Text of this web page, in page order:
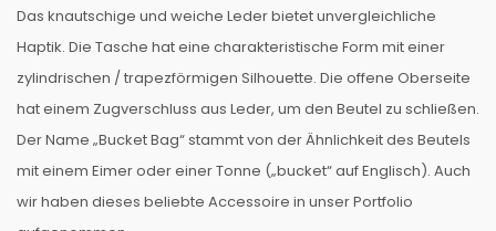
Das knautschige und weiche Leder bietet unvergleichliche
Haptik. Die Tasche hat eine charakteristische Form mit einer
zylindrischen / trapezförmigen Silhouette. Die offene Oberseite
hat einem Zugverschluss aus Leder, um den Beutel zu schließen.
Der Name „Bucket Bag“ stammt von der Ähnlichkeit des Beutels
mit einem Eimer oder einer Tonne („bucket“ auf Englisch). Auch
wir haben dieses beliebte Accessoire in unser Portfolio